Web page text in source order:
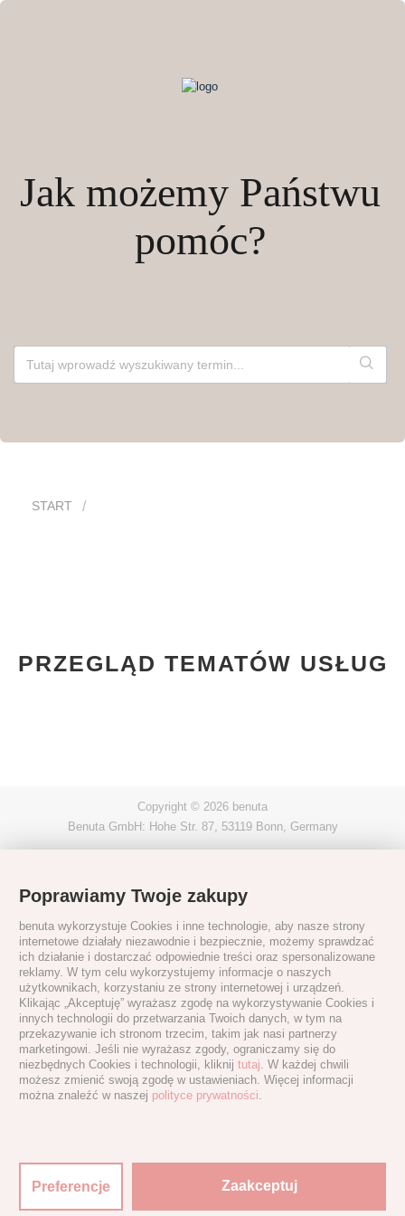
Jak możemy Państwu
pomóc?
START
PRZEGLĄD TEMATÓW USŁUG
Copyright © 2026 benuta
Benuta GmbH: Hohe Str. 87, 53119 Bonn, Germany
Poprawiamy Twoje zakupy
benuta wykorzystuje Cookies i inne technologie, aby nasze strony
internetowe działały niezawodnie i bezpiecznie, możemy sprawdzać
ich działanie i dostarczać odpowiednie treści oraz spersonalizowane
reklamy. W tym celu wykorzystujemy informacje o naszych
użytkownikach, korzystaniu ze strony internetowej i urządzeń.
Klikając „Akceptuję” wyrażasz zgodę na wykorzystywanie Cookies i
innych technologii do przetwarzania Twoich danych, w tym na
przekazywanie ich stronom trzecim, takim jak nasi partnerzy
marketingowi. Jeśli nie wyrażasz zgody, ograniczamy się do
niezbędnych Cookies i technologii, kliknij tutaj. W każdej chwili
możesz zmienić swoją zgodę w ustawieniach. Więcej informacji
można znaleźć w naszej polityce prywatności.
Zaakceptuj
Preferencje